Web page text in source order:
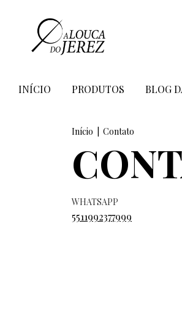
INÍCIO PRODUTOS BLOG
Início Contato
WHATSAPP
5511992377999